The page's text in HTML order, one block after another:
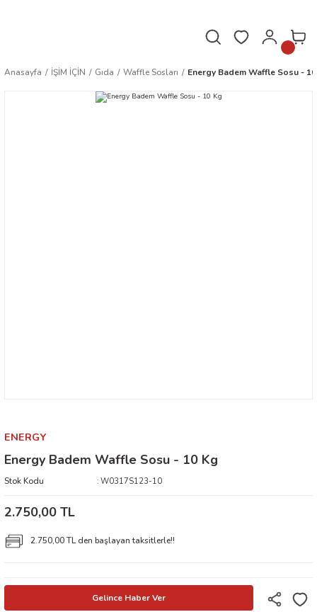
Anasayfa İŞİM İÇİN Gıda Waffle Sosları Energy Badem Waffle Sosu -
ENERGY
Energy Badem Waffle Sosu - 10 Kg
Stok Kodu W0317S123-10
2.750,00 TL
2.750,00 TL den başlayan taksitlerle!!
Gelince Haber Ver